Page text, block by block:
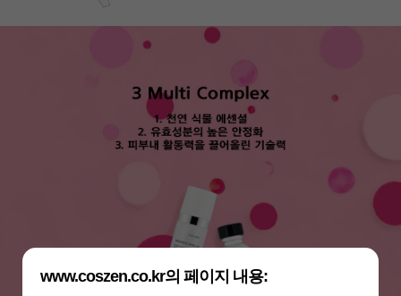
www.coszen.co.kr의 페이지 내용: